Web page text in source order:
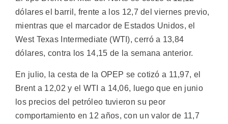
dólares el barril, frente a los 12,7 del viernes previo,
mientras que el marcador de Estados Unidos, el
West Texas Intermediate (WTI), cerró a 13,84
dólares, contra los 14,15 de la semana anterior.
En julio, la cesta de la OPEP se cotizó a 11,97, el
Brent a 12,02 y el WTI a 14,06, luego que en junio
los precios del petróleo tuvieron su peor
comportamiento en 12 años, con un valor de 11,7